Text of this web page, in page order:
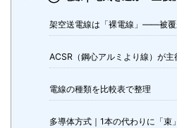
架空送電線は「裸電線」——被
ACSR（鋼心アルミより線）が主
電線の種類を比較表で整理
多導体方式｜1本の代わりに「束